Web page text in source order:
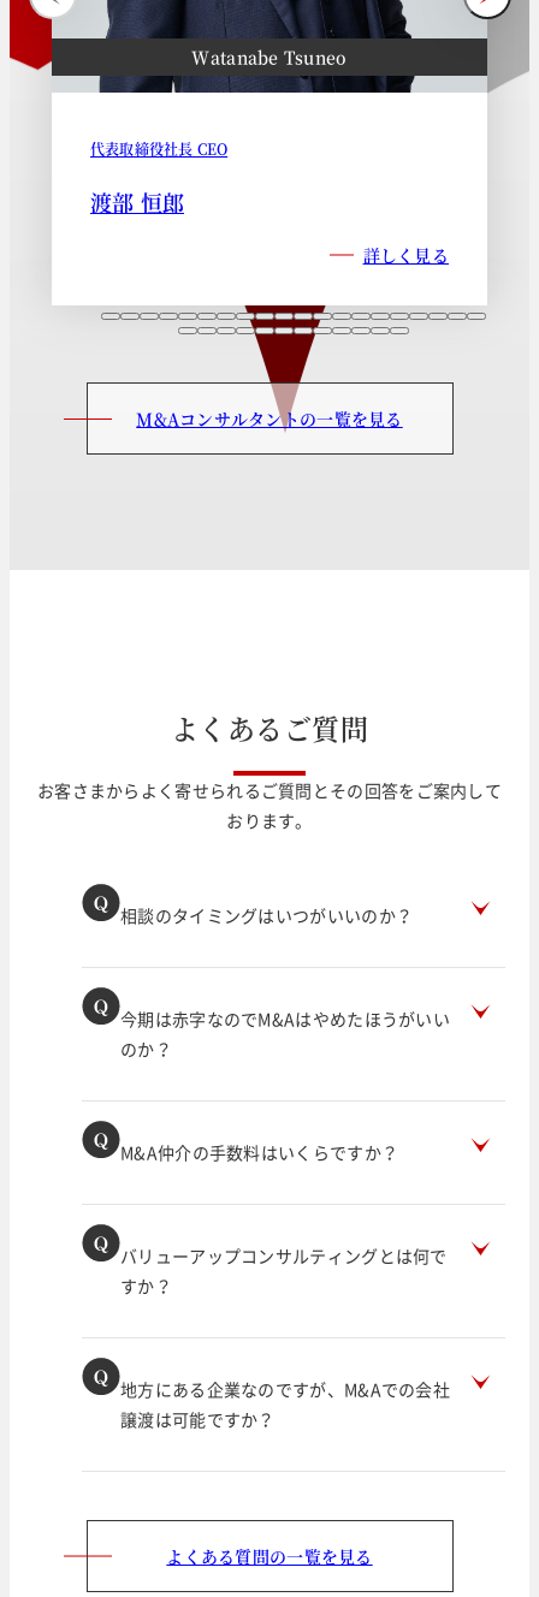
Watanabe Tsuneo
代表取締役社長 CEO
渡部 恒郎
詳しく見る
M&Aコンサルタントの一覧を見る
よ く ある ご質問
お客さまからよく寄せられるご質問とその回答をご案内して
おります。
相談のタイミングはいつがいいのか？
今期は赤字なのでM&Aはやめたほうがいい
のか？
M&A仲介の手数料はいくらですか？
バリューアップコンサルティングとは何で
すか？
地方にある企業なのですが、M&Aでの会社
譲渡は可能ですか？
よくある質問の一覧を見る